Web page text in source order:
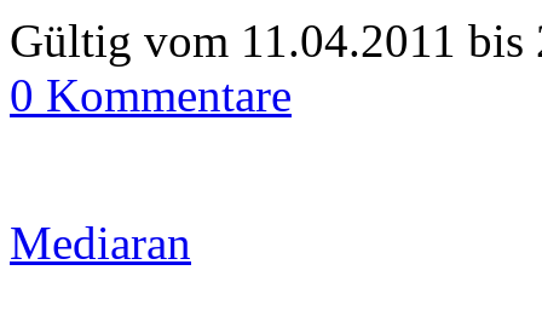
Gültig vom 11.04.2011 bis
0 Kommentare
Mediaran